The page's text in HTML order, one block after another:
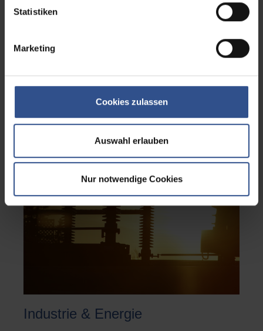
Statistiken
Marketing
Cookies zulassen
Auswahl erlauben
Nur notwendige Cookies
Immobilien
Industrie & Energie